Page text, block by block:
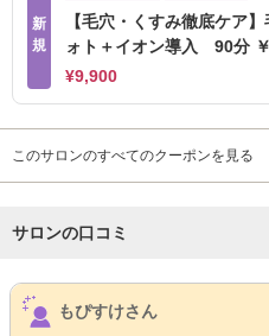
新
規
【毛穴・くすみ徹底ケア
ォト＋イオン導入 90分
¥9,900
このサロンのすべてのクーポンを見る
サロンの口コミ
サロンPick Up
もぴすけさん